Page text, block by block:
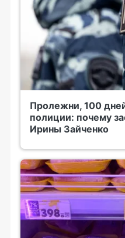
Пролежни, 100
полиции: почему
Ирины Зайченко